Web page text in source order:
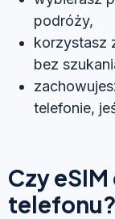
podróży,
korzystasz
bez
telefonie,
Czy
telefonu?